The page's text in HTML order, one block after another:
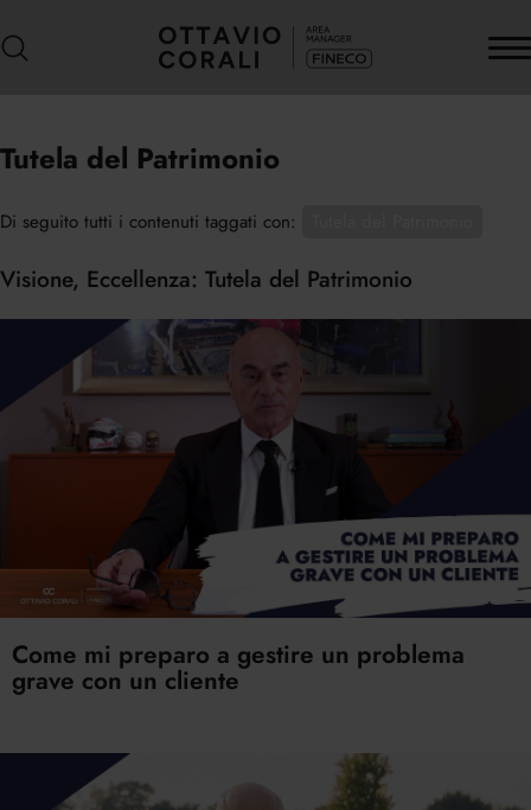
Tutela del Patrimonio
Di seguito tutti i contenuti taggati con:
Visione, Eccellenza: Tutela del Patrimonio
Come mi preparo a gestire un problema
grave con un cliente